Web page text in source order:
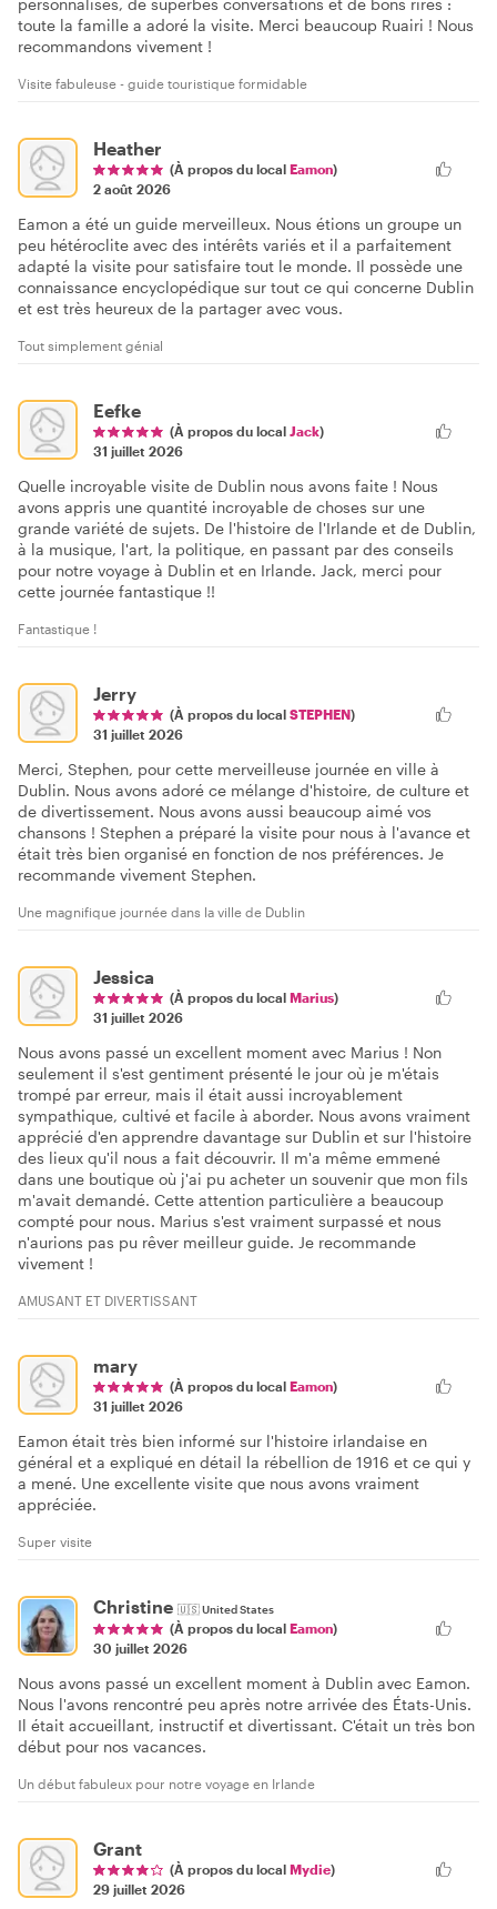
personnalisés, de superbes conversations et de bons rires :
toute la famille a adoré la visite. Merci beaucoup Ruairi ! Nous
recommandons vivement !
Visite fabuleuse - guide touristique formidable
Heather
(À propos du local Eamon)
2 août 2026
Eamon a été un guide merveilleux. Nous étions un groupe un
peu hétéroclite avec des intérêts variés et il a parfaitement
adapté la visite pour satisfaire tout le monde. Il possède une
connaissance encyclopédique sur tout ce qui concerne Dublin
et est très heureux de la partager avec vous.
Tout simplement génial
Eefke
(À propos du local Jack)
31 juillet 2026
Quelle incroyable visite de Dublin nous avons faite ! Nous
avons appris une quantité incroyable de choses sur une
grande variété de sujets. De l'histoire de l'Irlande et de Dublin,
à la musique, l'art, la politique, en passant par des conseils
pour notre voyage à Dublin et en Irlande. Jack, merci pour
cette journée fantastique !!
Fantastique !
Jerry
(À propos du local STEPHEN)
31 juillet 2026
Merci, Stephen, pour cette merveilleuse journée en ville à
Dublin. Nous avons adoré ce mélange d'histoire, de culture et
de divertissement. Nous avons aussi beaucoup aimé vos
chansons ! Stephen a préparé la visite pour nous à l'avance et
était très bien organisé en fonction de nos préférences. Je
recommande vivement Stephen.
Une magnifique journée dans la ville de Dublin
Jessica
(À propos du local Marius)
31 juillet 2026
Nous avons passé un excellent moment avec Marius ! Non
seulement il s'est gentiment présenté le jour où je m'étais
trompé par erreur, mais il était aussi incroyablement
sympathique, cultivé et facile à aborder. Nous avons vraiment
apprécié d'en apprendre davantage sur Dublin et sur l'histoire
des lieux qu'il nous a fait découvrir. Il m'a même emmené
dans une boutique où j'ai pu acheter un souvenir que mon fils
m'avait demandé. Cette attention particulière a beaucoup
compté pour nous. Marius s'est vraiment surpassé et nous
n'aurions pas pu rêver meilleur guide. Je recommande
vivement !
AMUSANT ET DIVERTISSANT
mary
(À propos du local Eamon)
31 juillet 2026
Eamon était très bien informé sur l'histoire irlandaise en
général et a expliqué en détail la rébellion de 1916 et ce qui y
a mené. Une excellente visite que nous avons vraiment
appréciée.
Super visite
Christine 🇺🇸United States
(À propos du local Eamon)
30 juillet 2026
Nous avons passé un excellent moment à Dublin avec Eamon.
Nous l'avons rencontré peu après notre arrivée des États-Unis.
Il était accueillant, instructif et divertissant. C'était un très bon
début pour nos vacances.
Un début fabuleux pour notre voyage en Irlande
Grant
(À propos du local Mydie)
29 juillet 2026